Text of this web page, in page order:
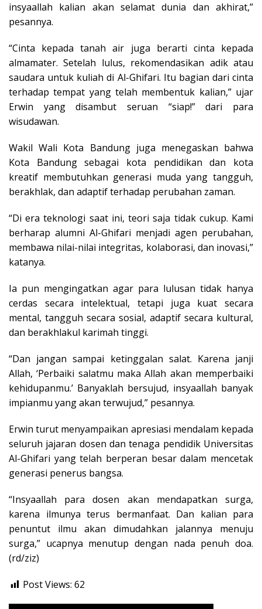
insyaallah kalian akan selamat dunia dan akhirat,”
pesannya.
“Cinta kepada tanah air juga berarti cinta kepada
almamater. Setelah lulus, rekomendasikan adik atau
saudara untuk kuliah di Al-Ghifari. Itu bagian dari cinta
terhadap tempat yang telah membentuk kalian,” ujar
Erwin yang disambut seruan “siap!” dari para
wisudawan.
Wakil Wali Kota Bandung juga menegaskan bahwa
Kota Bandung sebagai kota pendidikan dan kota
kreatif membutuhkan generasi muda yang tangguh,
berakhlak, dan adaptif terhadap perubahan zaman.
“Di era teknologi saat ini, teori saja tidak cukup. Kami
berharap alumni Al-Ghifari menjadi agen perubahan,
membawa nilai-nilai integritas, kolaborasi, dan inovasi,”
katanya.
Ia pun mengingatkan agar para lulusan tidak hanya
cerdas secara intelektual, tetapi juga kuat secara
mental, tangguh secara sosial, adaptif secara kultural,
dan berakhlakul karimah tinggi.
“Dan jangan sampai ketinggalan salat. Karena janji
Allah, ‘Perbaiki salatmu maka Allah akan memperbaiki
kehidupanmu.’ Banyaklah bersujud, insyaallah banyak
impianmu yang akan terwujud,” pesannya.
Erwin turut menyampaikan apresiasi mendalam kepada
seluruh jajaran dosen dan tenaga pendidik Universitas
Al-Ghifari yang telah berperan besar dalam mencetak
generasi penerus bangsa.
“Insyaallah para dosen akan mendapatkan surga,
karena ilmunya terus bermanfaat. Dan kalian para
penuntut ilmu akan dimudahkan jalannya menuju
surga,” ucapnya menutup dengan nada penuh doa.
(rd/ziz)
Post Views: 62